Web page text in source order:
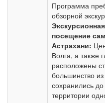
Программа
обзорной
посещение
Астрахани:
Волга, а также
расположены
большинство
сохранились
территории